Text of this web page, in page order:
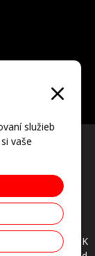
služieb
vaše
hodiniek VOSTOK